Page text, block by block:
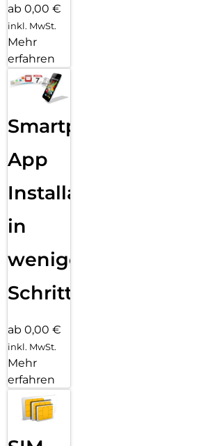
ab 0,00 €
inkl. MwSt.
Mehr
erfahren
Smartphone
App
Installation
in
wenigen
Schritten
ab 0,00 €
inkl. MwSt.
Mehr
erfahren